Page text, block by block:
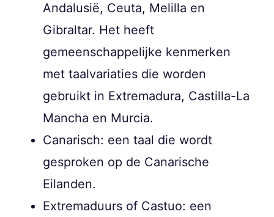
Andalusië, Ceuta, Melilla en
Gibraltar. Het heeft
gemeenschappelijke kenmerken
met taalvariaties die worden
gebruikt in Extremadura, Castilla-La
Mancha en Murcia.
Canarisch: een taal die wordt
gesproken op de Canarische
Eilanden.
Extremaduurs of Castuo: een